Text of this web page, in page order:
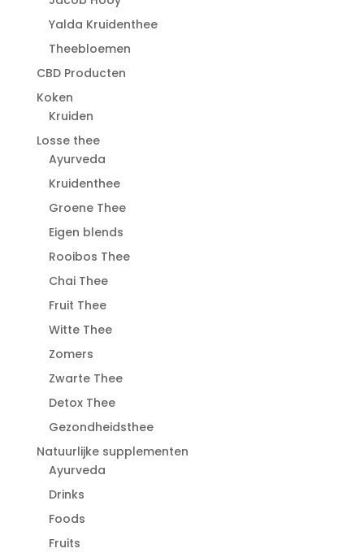
Yalda Kruidenthee
Theebloemen
CBD Producten
Koken
Kruiden
Losse thee
Ayurveda
Kruidenthee
Groene Thee
Eigen blends
Rooibos Thee
Chai Thee
Fruit Thee
Witte Thee
Zomers
Zwarte Thee
Detox Thee
Gezondheidsthee
Natuurlijke supplementen
Ayurveda
Drinks
Foods
Fruits